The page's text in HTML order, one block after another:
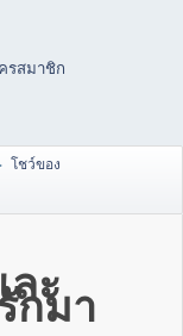
รสมาชิก
โชว์ของ
ะ
กมา